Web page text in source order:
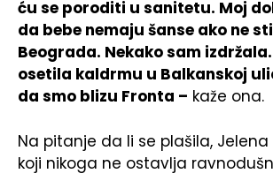
ću se poroditi u sanitetu. Moj
da bebe nemaju šanse ako ne
Beograda. Nekako sam
osetila kaldrmu u Balkanskoj
da smo blizu Fronta – kaže ona.
Na pitanje da li se plašila,
koji nikoga ne ostavlja